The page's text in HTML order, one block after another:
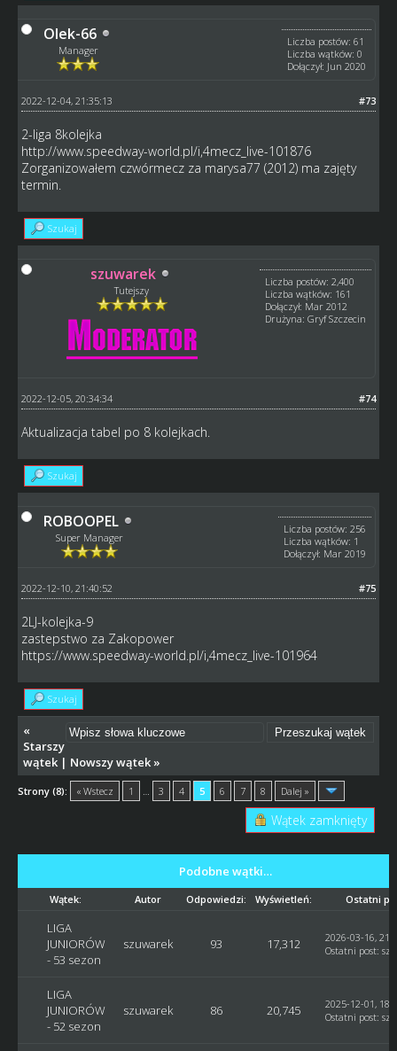
Olek-66
Manager
Liczba postów: 61
Liczba wątków: 0
Dołączył: Jun 2020
#73
2022-12-04, 21:35:13
2-liga 8kolejka
http://www.speedway-world.pl/i,4mecz_live-101876
Zorganizowałem czwórmecz za marysa77 (2012) ma zajęty
termin.
Szukaj
szuwarek
Tutejszy
Liczba postów: 2,400
Liczba wątków: 161
Dołączył: Mar 2012
Drużyna: Gryf Szczecin
#74
2022-12-05, 20:34:34
Aktualizacja tabel po 8 kolejkach.
Szukaj
ROBOOPEL
Super Manager
Liczba postów: 256
Liczba wątków: 1
Dołączył: Mar 2019
#75
2022-12-10, 21:40:52
2LJ-kolejka-9
zastepstwo za Zakopower
https://www.speedway-world.pl/i,4mecz_live-101964
Szukaj
«
Starszy
wątek| Nowszy wątek»
Strony (8): « Wstecz 1 3 4 5 6 7 8 Dalej »
Wątek zamknięty
Podobne wątki…
Wątek: Autor Odpowiedzi: Wyświetleń: Ostatni
LIGA
JUNIORÓW
- 53 sezon
szuwarek 93 17,312
2026-03-16,
Ostatni post:
LIGA
JUNIORÓW
- 52 sezon
szuwarek 86 20,745
2025-12-01,
Ostatni post: